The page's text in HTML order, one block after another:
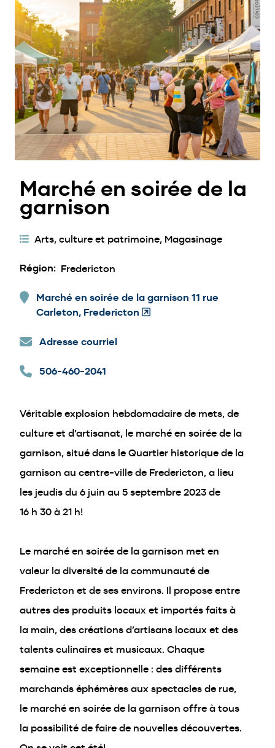
Marché en soirée de la
garnison
Catégories
Arts, culture et patrimoine Magasinage
Région Fredericton
Marché en soirée de la garnison 11 rue
Carleton, Fredericton (Opens
Adresse courriel
506-460-2041
Véritable explosion hebdomadaire de mets, de
culture et d’artisanat, le marché en soirée de la
garnison, situé dans le Quartier historique de la
garnison au centre-ville de Fredericton, a lieu
les jeudis du 6 juin au 5 septembre 2023 de
16 h 30 à 21 h!
Le marché en soirée de la garnison met en
valeur la diversité de la communauté de
Fredericton et de ses environs. Il propose entre
autres des produits locaux et importés faits à
la main, des créations d’artisans locaux et des
talents culinaires et musicaux. Chaque
semaine est exceptionnelle : des différents
marchands éphémères aux spectacles de rue,
le marché en soirée de la garnison offre à tous
la possibilité de faire de nouvelles découvertes.